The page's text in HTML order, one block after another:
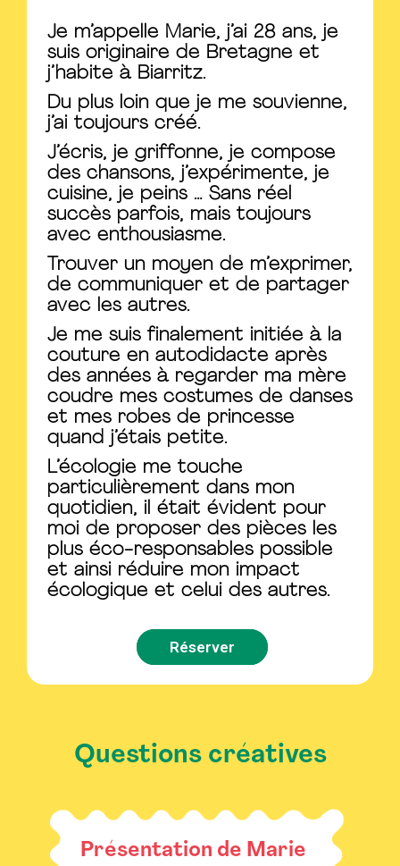
Je m’appelle Marie, j’ai 28 ans, je
suis originaire de Bretagne et
j’habite à Biarritz.
Du plus loin que je me souvienne,
j’ai toujours créé.
J’écris, je griffonne, je compose
des chansons, j’expérimente, je
cuisine, je peins … Sans réel
succès parfois, mais toujours
avec enthousiasme.
Trouver un moyen de m’exprimer,
de communiquer et de partager
avec les autres.
Je me suis finalement initiée à la
couture en autodidacte après
des années à regarder ma mère
coudre mes costumes de danses
et mes robes de princesse
quand j’étais petite.
L’écologie me touche
particulièrement dans mon
quotidien, il était évident pour
moi de proposer des pièces les
plus éco-responsables possible
et ainsi réduire mon impact
écologique et celui des autres.
Réserver
Questions créatives
Présentation de Marie